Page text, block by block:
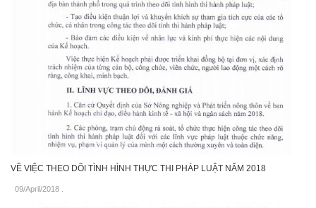
VỀ VIỆC THEO DÕI TÌNH HÌNH THỰC THI PHÁP LUẬT NĂM 2018
09/April/2018